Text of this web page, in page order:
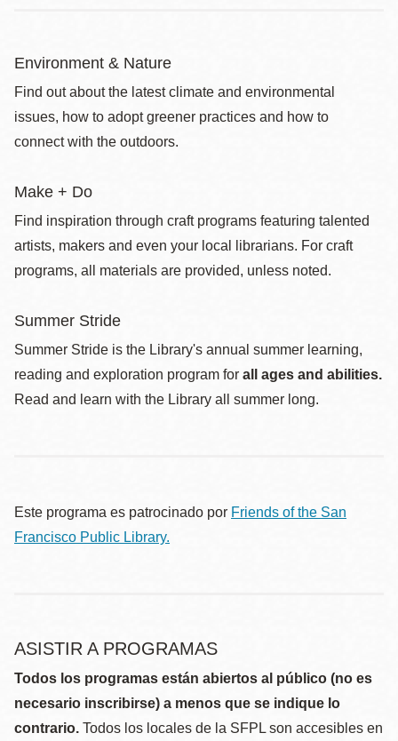
Environment & Nature
Find out about the latest climate and environmental
issues, how to adopt greener practices and how to
connect with the outdoors.
Make + Do
Find inspiration through craft programs featuring talented
artists, makers and even your local librarians. For craft
programs, all materials are provided, unless noted.
Summer Stride
Summer Stride is the Library's annual summer learning,
reading and exploration program for all ages and abilities.
Read and learn with the Library all summer long.
Este programa es patrocinado por Friends of the San
Francisco Public Library.
ASISTIR A PROGRAMAS
Todos los programas están abiertos al público (no es
necesario inscribirse) a menos que se indique lo
contrario. Todos los locales de la SFPL son accesibles en